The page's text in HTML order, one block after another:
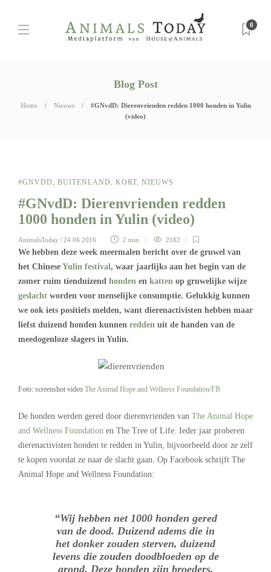
0
Blog Post
Home Nieuws
#GNvdD: Dierenvrienden redden 1000 honden in Yulin
(video)
#GNVDD, BUITENLAND, KORT, NIEUWS
#GNvdD: Dierenvrienden redden
1000 honden in Yulin (video)
AnimalsToday | 24 06 2016 2 min 2182
We hebben deze week meermalen bericht over de gruwel van
het Chinese Yulin festival, waar jaarlijks aan het begin van de
zomer ruim tienduizend honden en katten op gruwelijke wijze
geslacht worden voor menselijke consumptie. Gelukkig kunnen
we ook iets positiefs melden, want dierenactivisten hebben maar
liefst duizend honden kunnen redden uit de handen van de
meedogenloze slagers in Yulin.
Foto: screenshot video The Animal Hope and Wellness Foundation/FB
De honden werden gered door dierenvrienden van The Animal Hope
and Wellness Foundation en The Tree of Life. Ieder jaar proberen
dierenactivisten honden te redden in Yulin, bijvoorbeeld door ze zelf
te kopen voordat ze naar de slacht gaan. Op Facebook schrijft The
Animal Hope and Wellness Foundation:
“Wij hebben net 1000 honden gered
van de dood. Duizend adems die in
het donker zouden sterven, duizend
levens die zouden doodbloeden op de
grond. Deze honden zijn broeders,